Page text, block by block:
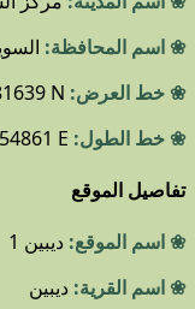
❀ اسم المحافظة:
❀ خط العرض: N
❀ خط الطول: E
تفاصيل الموقع
❀ اسم الموقع: ديبين 1
❀ اسم القرية: ديبين